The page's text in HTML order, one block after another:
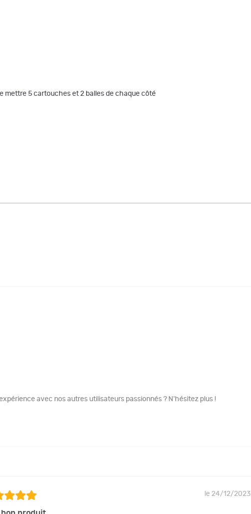
mettre 5 cartouches et 2 balles de chaque côté
avec nos autres utilisateurs passionnés ? N'hésitez plus !
le 24/12/2023